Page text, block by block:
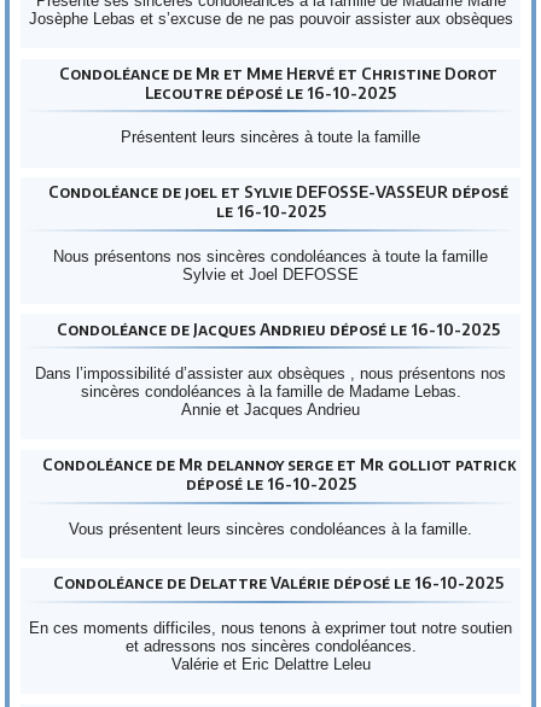
Josèphe Lebas et s’excuse de ne pas pouvoir assister aux obsèques
Condoléance de Mr et Mme Hervé et Christine Dorot
Lecoutre déposé le 16-10-2025
Présentent leurs sincères à toute la famille
Condoléance de joel et Sylvie DEFOSSE-VASSEUR déposé
le 16-10-2025
Nous présentons nos sincères condoléances à toute la famille
Sylvie et Joel DEFOSSE
Condoléance de Jacques Andrieu déposé le 16-10-2025
Dans l’impossibilité d’assister aux obsèques , nous présentons nos
sincères condoléances à la famille de Madame Lebas.
Annie et Jacques Andrieu
Condoléance de Mr delannoy serge et Mr golliot patrick
déposé le 16-10-2025
Vous présentent leurs sincères condoléances à la famille.
Condoléance de Delattre Valérie déposé le 16-10-2025
En ces moments difficiles, nous tenons à exprimer tout notre soutien
et adressons nos sincères condoléances.
Valérie et Eric Delattre Leleu